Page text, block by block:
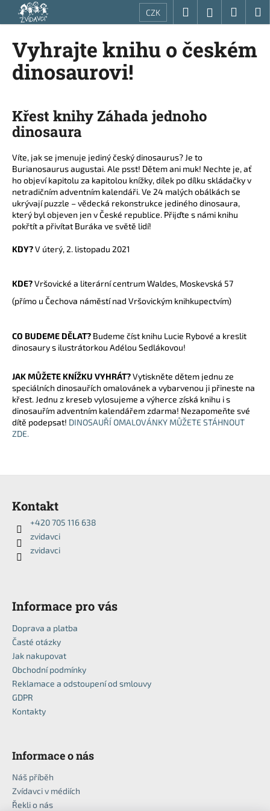
obsah
CZK HledatPřihlášení
Vyhrajte knihu o českém
dinosaurovi!
Křest knihy Záhada jednoho
dinosaura
Víte, jak se jmenuje jediný český dinosaurus? Je to
Burianosaurus augustai. Ale psst! Dětem ani muk! Nechte je, ať
ho objeví kapitolu za kapitolou knížky, dílek po dílku skládačky v
netradičním adventním kalendáři. Ve 24 malých obálkách se
ukrývají puzzle – vědecká rekonstrukce jediného dinosaura,
který byl objeven jen v České republice. Přijďte s námi knihu
pokřtít a přivítat Buráka ve světě lidí!
KDY?V úterý, 2. listopadu 2021
KDE?Vršovické a literární centrum Waldes, Moskevská 57
(přímo u Čechova náměstí nad Vršovickým knihkupectvím)
CO BUDEME DĚLAT? Budeme číst knihu Lucie Rybové a kreslit
dinosaury s ilustrátorkou Adélou Sedlákovou!
JAK MŮŽETE KNÍŽKU VYHRÁT?Vytiskněte dětem jednu ze
speciálních dinosauřích omalovánek a vybarvenou ji přineste na
křest. Jednu z kreseb vylosujeme a výherce získá knihu i s
dinosauřím adventním kalendářem zdarma! Nezapomeňte své
dítě podepsat! DINOSAUŘÍ OMALOVÁNKY MŮŽETE STÁHNOUT
ZDE.
o
C
o
o
t
e
b
u
j
e
e
a
j
t
?
HLEDAT
o
o
u
č
u
e
Kontakt
+420 705 116 638
zvidavci
zvidavci
Informace pro vás
Doprava a platba
Časté otázky
Jak nakupovat
Obchodní podmínky
Reklamace a odstoupení od smlouvy
GDPR
Kontakty
Informace o nás
Náš příběh
Zvídavci v médiích
Řekli o nás